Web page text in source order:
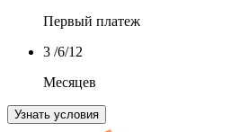
Первый платеж
3 /6/12
Месяцев
Узнать условия